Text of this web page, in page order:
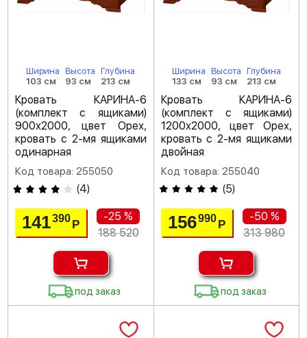
Ширина
103 см
Высота
93 см
Глубина
213 см
Кровать КАРИНА-6
(комплект с ящиками)
900х2000, цвет Орех,
кровать с 2-мя ящиками
одинарная
Код товара: 255050
(4)
141390Р
-25 %
188 520
под заказ
Ширина
133 см
Высота
93 см
Глубина
213 см
Кровать КАРИНА-6
(комплект с ящиками)
1200х2000, цвет Орех,
кровать с 2-мя ящиками
двойная
Код товара: 255040
(5)
156990 Р
-50 %
313 980
под заказ